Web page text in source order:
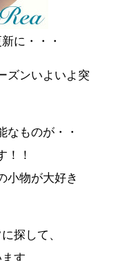
に・・・
ズンいよいよ突
なものが・・
！！
小物が大好き
探して、
す